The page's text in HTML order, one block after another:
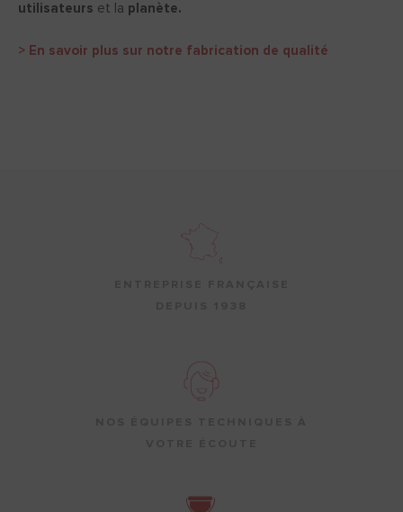
utilisateurs et la planète.
> En savoir plus sur notre fabrication de qualité